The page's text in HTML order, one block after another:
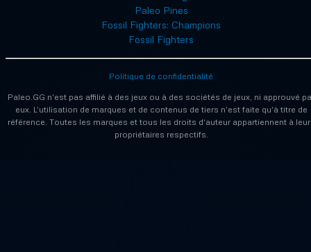
Paleo Pines
Fossil Fighters: Champions
Fossil Fighters
Paleo.GG n'est pas affilié à des jeux ou à des sociétés de jeux, ni approuvé
eux. L'utilisation de marques et de contenus de tiers n'est faite qu'à titre de
référence. Toutes les marques et tous les droits d'auteur appartiennent à
propriétaires respectifs.
Politique de confidentialité